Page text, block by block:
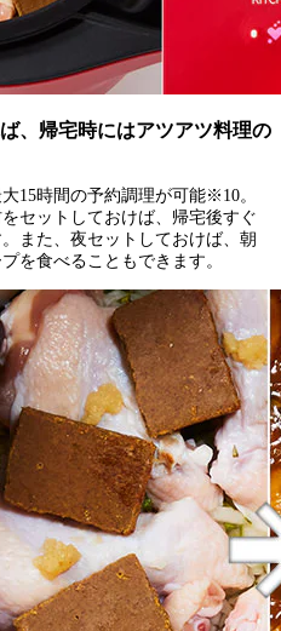
、帰宅時にはアツアツ料理の
15時間の予約調理が可能※10。
セットしておけば、帰宅後すぐ
また、夜セットしておけば、朝
を食べることもできます。